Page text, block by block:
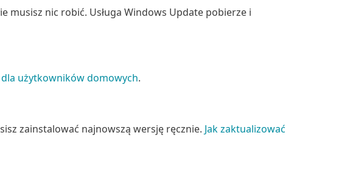
musisz nic robić. Usługa Windows Update pobierze i
dla użytkowników domowych.
zainstalować najnowszą wersję ręcznie. Jak zaktualizować